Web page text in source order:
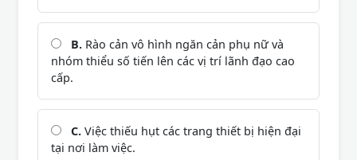
B. Rào cản vô hình ngăn cản phụ nữ và
nhóm thiểu số tiến lên các vị trí lãnh đạo cao
cấp.
C. Việc thiếu hụt các trang thiết bị hiện đại
tại nơi làm việc.